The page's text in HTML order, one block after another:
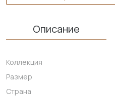
Описание
Коллекция
Размер
Страна